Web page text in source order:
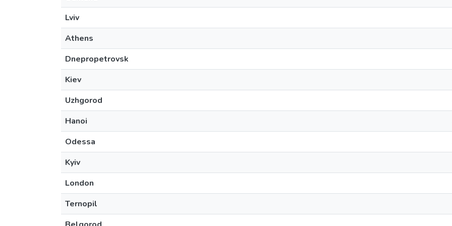
Lviv
Athens
Dnepropetrovsk
Kiev
Uzhgorod
Hanoi
Odessa
Kyiv
London
Ternopil